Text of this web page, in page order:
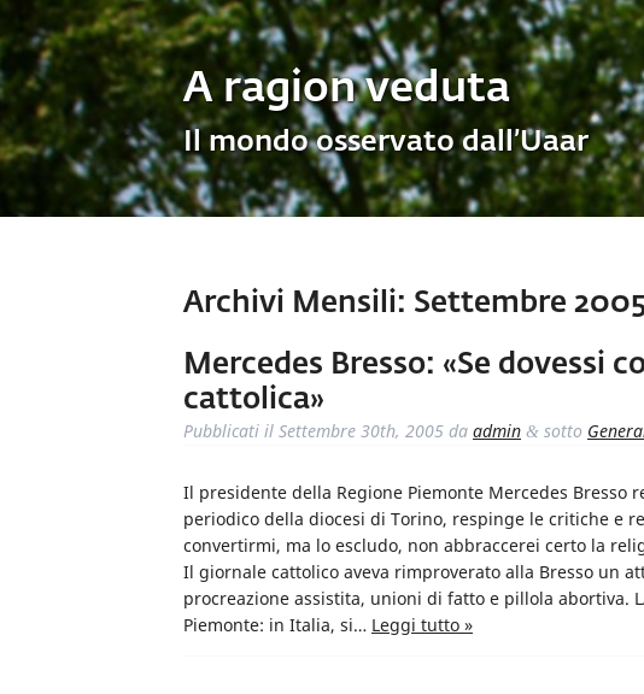
A ragion veduta
Il mondo osservato dall’Uaar
Archivi Mensili: Settembre
Mercedes Bresso: «Se dovessi
cattolica»
Pubblicati il Settembre 30th, 2005 da admin & sotto
Il presidente della Regione Piemonte Mercedes Bresso
periodico della diocesi di Torino, respinge le critiche e
convertirmi, ma lo escludo, non abbraccerei certo la
Il giornale cattolico aveva rimproverato alla Bresso un
procreazione assistita, unioni di fatto e pillola abortiva.
Piemonte: in Italia, si… Leggi tutto »